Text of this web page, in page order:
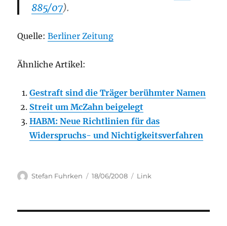
885/07).
Quelle:Berliner Zeitung
Ähnliche Artikel:
Gestraft sind die Träger berühmter Namen
Streit um McZahn beigelegt
HABM: Neue Richtlinien für das
Widerspruchs- und Nichtigkeitsverfahren
Author
Stefan Fuhrken
Posted
18/06/2008 Categories
Link